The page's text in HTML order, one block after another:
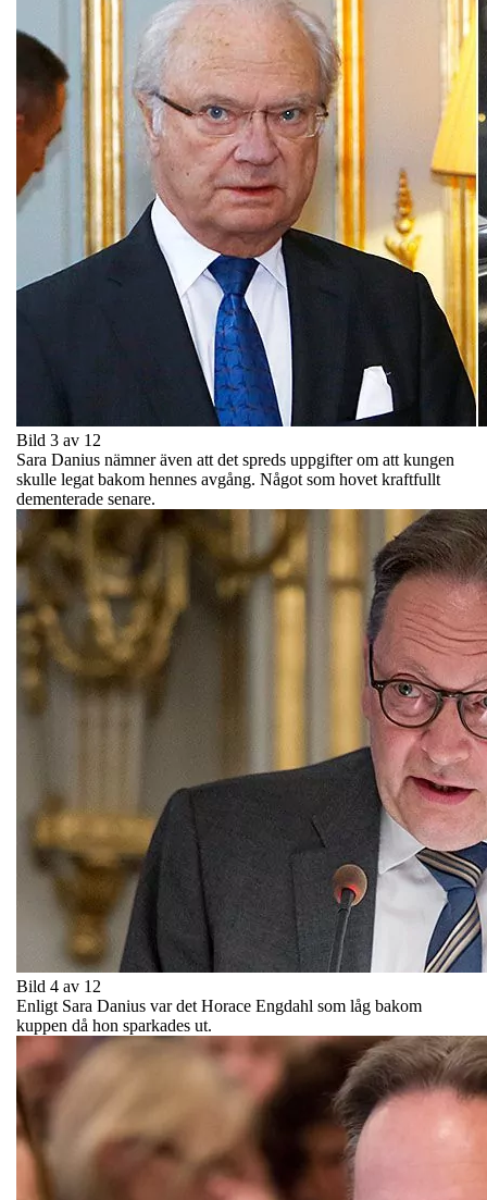
Bild 3 av 12
Sara Danius nämner även att det spreds uppgifter om att kungen
skulle legat bakom hennes avgång. Något som hovet kraftfullt
dementerade senare.
Bild 4 av 12
Enligt Sara Danius var det Horace Engdahl som låg bakom
kuppen då hon sparkades ut.